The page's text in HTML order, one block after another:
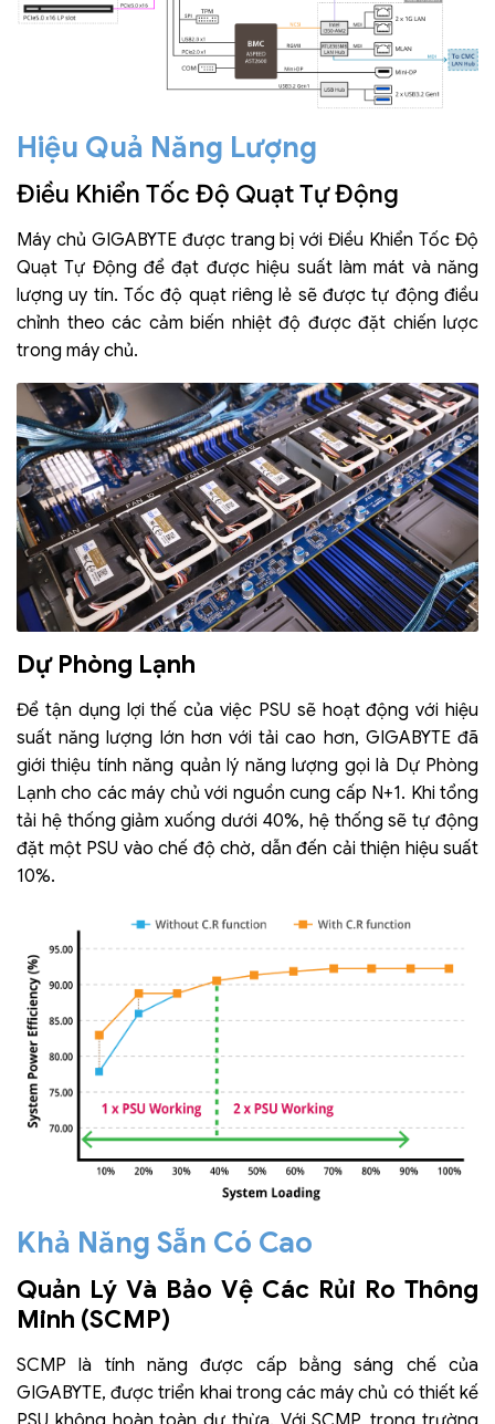
Hiệu Quả Năng Lượng
Điều Khiển Tốc Độ Quạt Tự Động
Máy chủ GIGABYTE được trang bị với Điều Khiển Tốc Độ
Quạt Tự Động để đạt được hiệu suất làm mát và năng
lượng uy tín. Tốc độ quạt riêng lẻ sẽ được tự động điều
chỉnh theo các cảm biến nhiệt độ được đặt chiến lược
trong máy chủ.
Dự Phòng Lạnh
Để tận dụng lợi thế của việc PSU sẽ hoạt động với hiệu
suất năng lượng lớn hơn với tải cao hơn, GIGABYTE đã
giới thiệu tính năng quản lý năng lượng gọi là Dự Phòng
Lạnh cho các máy chủ với nguồn cung cấp N+1. Khi tổng
tải hệ thống giảm xuống dưới 40%, hệ thống sẽ tự động
đặt một PSU vào chế độ chờ, dẫn đến cải thiện hiệu suất
10%.
Khả Năng Sẵn Có Cao
Quản Lý Và Bảo Vệ Các Rủi Ro Thông
Minh (SCMP)
SCMP là tính năng được cấp bằng sáng chế của
GIGABYTE, được triển khai trong các máy chủ có thiết kế